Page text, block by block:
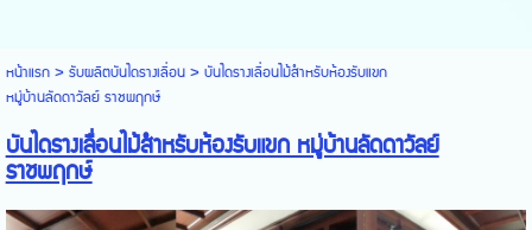
หน้าแรก> รับผลิตบันไดรางเลื่อน> บันไดรางเลื่อนไม้สำหรับห้องรับแขก
หมู่บ้านลัดดาวัลย์ ราชพฤกษ์
บันไดรางเลื่อนไม้สำหรับห้องรับแขก หมู่บ้านลัดดาวัลย์
ราชพฤกษ์